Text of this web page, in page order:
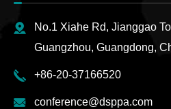
No.1 Xiahe Rd, Jianggao
Guangzhou, Guangdong,
+86-20-37166520
conference@dsppa.com